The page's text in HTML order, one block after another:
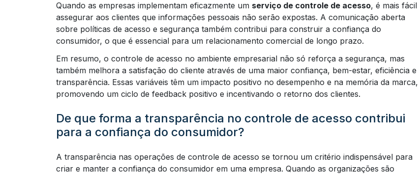
Quando as empresas implementam eficazmente um serviço de controle de acesso, é mais fácil
assegurar aos clientes que informações pessoais não serão expostas. A comunicação aberta
sobre políticas de acesso e segurança também contribui para construir a confiança do
consumidor, o que é essencial para um relacionamento comercial de longo prazo.
Em resumo, o controle de acesso no ambiente empresarial não só reforça a segurança, mas
também melhora a satisfação do cliente através de uma maior confiança, bem-estar, eficiência e
transparência. Essas variáveis têm um impacto positivo no desempenho e na memória da marca,
promovendo um ciclo de feedback positivo e incentivando o retorno dos clientes.
De que forma a transparência no controle de acesso contribui
para a confiança do consumidor?
A transparência nas operações de controle de acesso se tornou um critério indispensável para
criar e manter a confiança do consumidor em uma empresa. Quando as organizações são